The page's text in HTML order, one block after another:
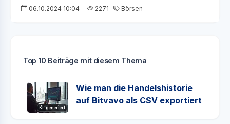
06.10.2024 10:04 2271 Börsen
Top 10 Beiträge mit diesem Thema
KI-generiert
Wie man die Handelshistorie
auf Bitvavo als CSV exportiert